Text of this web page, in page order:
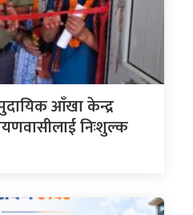
आँखा केन्द्र
निःशुल्क